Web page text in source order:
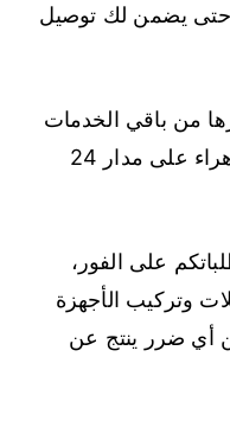
حتى يضمن لك توصيل
من باقي الخدمات
والذي يوفرها كهربائي منازل الزهراء على مدار 24
على الفور،
وتركيب الأجهزة
من أي ضرر ينتج عن